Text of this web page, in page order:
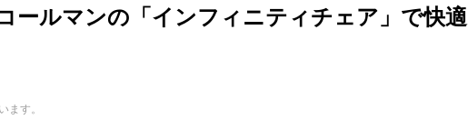
ールマンの「インフィニティチェア」で快適
す。